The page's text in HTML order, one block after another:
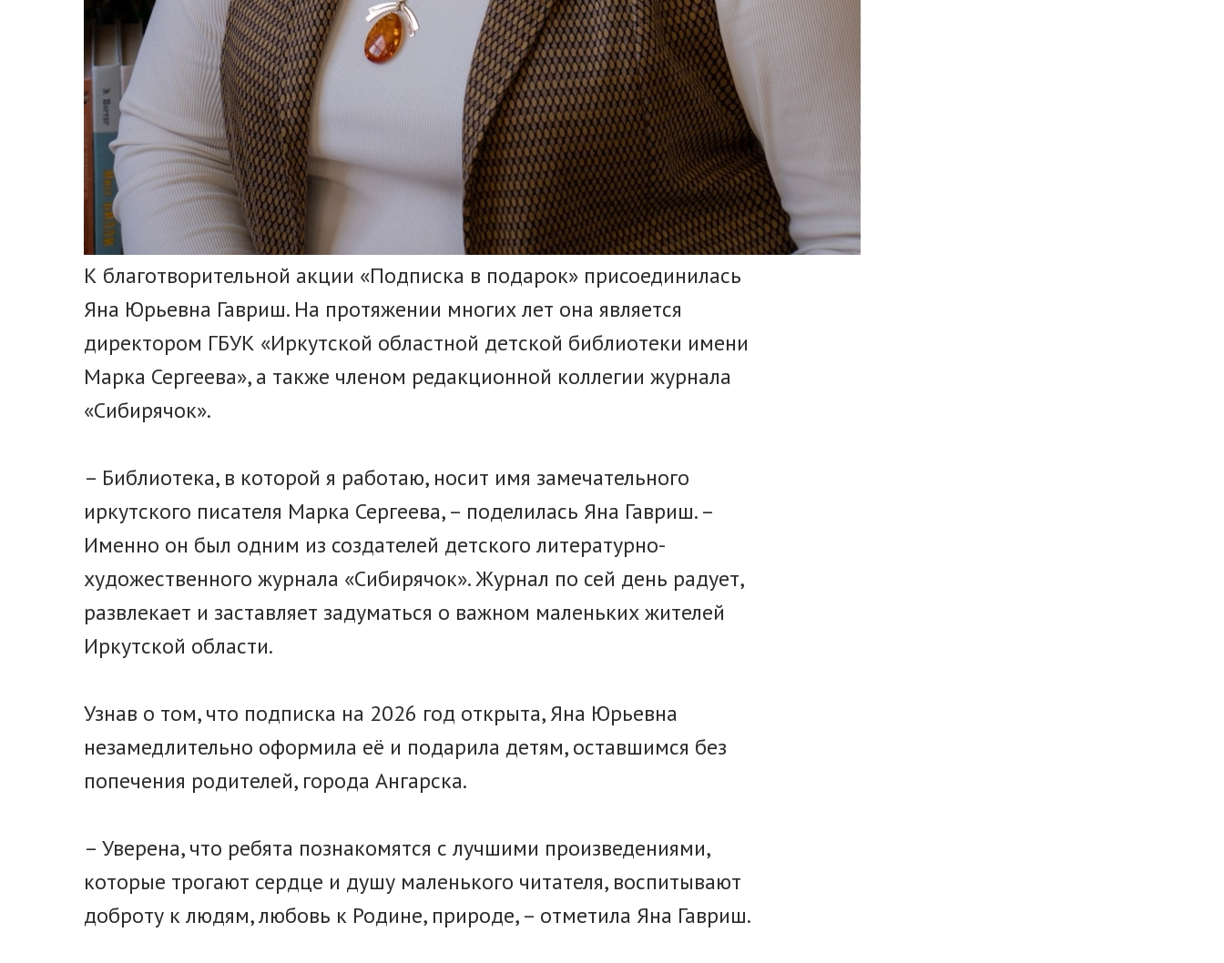
К благотворительной акции «Подписка в подарок» присоединилась
Яна Юрьевна Гавриш. На протяжении многих лет она является
директором ГБУК «Иркутской областной детской библиотеки имени
Марка Сергеева», а также членом редакционной коллегии журнала
«Сибирячок».
– Библиотека, в которой я работаю, носит имя замечательного
иркутского писателя Марка Сергеева, – поделилась Яна Гавриш. –
Именно он был одним из создателей детского литературно-
художественного журнала «Сибирячок». Журнал по сей день радует,
развлекает и заставляет задуматься о важном маленьких жителей
Иркутской области.
Узнав о том, что подписка на 2026 год открыта, Яна Юрьевна
незамедлительно оформила её и подарила детям, оставшимся без
попечения родителей, города Ангарска.
– Уверена, что ребята познакомятся с лучшими произведениями,
которые трогают сердце и душу маленького читателя, воспитывают
доброту к людям, любовь к Родине, природе, – отметила Яна Гавриш.